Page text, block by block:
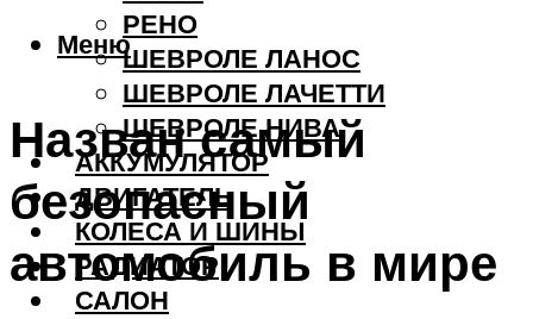
РЕНО
ШЕВРОЛЕ ЛАНОС
ШЕВРОЛЕ ЛАЧЕТТИ
ШЕВРОЛЕ НИВА
АККУМУЛЯТОР
ДВИГАТЕЛЬ
КОЛЕСА И ШИНЫ
РАДИАТОР
САЛОН
Меню
Назван самый
безопасный
автомобиль в мире